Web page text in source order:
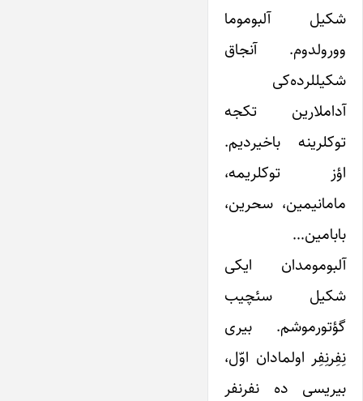
شکیل آلبوموما
وورولدوم. آنجاق
شکیللرده‌کی
آداملارین تکجه
توکلرینه باخیردیم.
اؤز توکلریمه،
مامانیمین، سحرین،
بابامین…
آلبومومدان ایکی
شکیل سئچیب
گؤتورموشم. بیری
نِفِرنِفِر اولمادان اوّل،
بیریسی ده نفرنفر